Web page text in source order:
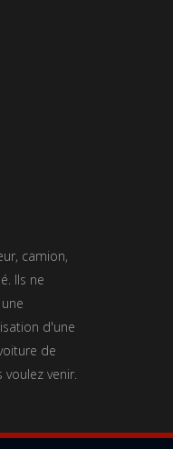
camion,
Ils ne
d'une
de
venir.